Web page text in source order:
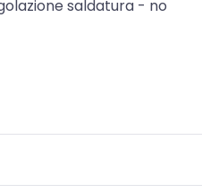
saldatura- no